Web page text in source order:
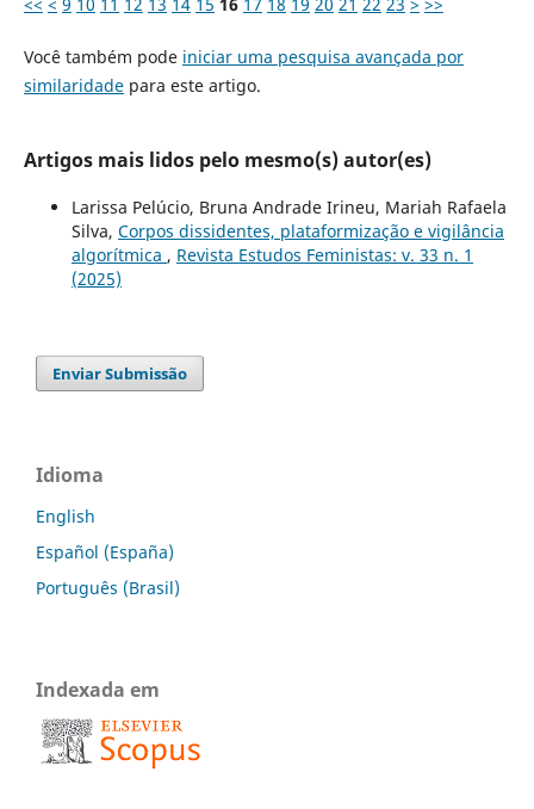
Você também pode iniciar uma pesquisa avançada por
similaridadepara este artigo.
Artigos mais lidos pelo mesmo(s) autor(es)
Larissa Pelúcio, Bruna Andrade Irineu, Mariah Rafaela
Silva, Corpos dissidentes, plataformização e vigilância
algorítmica , Revista Estudos Feministas: v. 33 n. 1
(2025)
Enviar Submissão
Idioma
English
Español (España)
Português (Brasil)
Indexada em